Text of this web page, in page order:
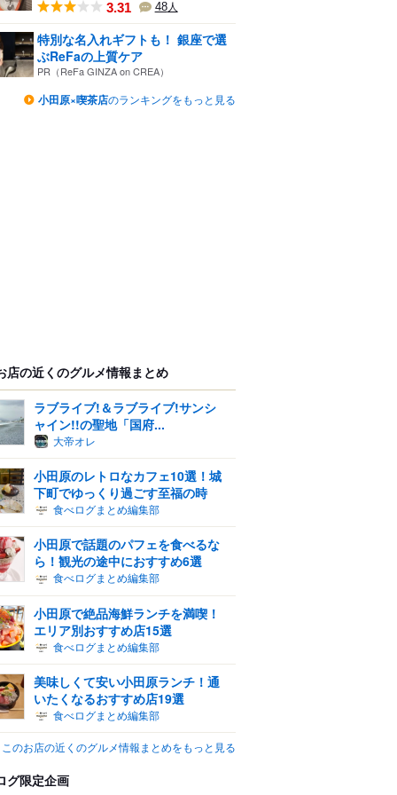
3.31 48人
特別な名入れギフトも！ 銀座で選
ぶReFaの上質ケア
PR（ReFa GINZA on CREA）
小田原×喫茶店のランキングをもっと見る
店の近くのグルメ情報まとめ
ラブライブ!＆ラブライブ!サンシ
ャイン!!の聖地「国府...
大帝オレ
小田原のレトロなカフェ10選！城
下町でゆっくり過ごす至福の時
食べログまとめ編集部
小田原で話題のパフェを食べるな
ら！観光の途中におすすめ6選
食べログまとめ編集部
小田原で絶品海鮮ランチを満喫！
エリア別おすすめ店15選
食べログまとめ編集部
美味しくて安い小田原ランチ！通
いたくなるおすすめ店19選
食べログまとめ編集部
このお店の近くのグルメ情報まとめをもっと見る
グ限定企画